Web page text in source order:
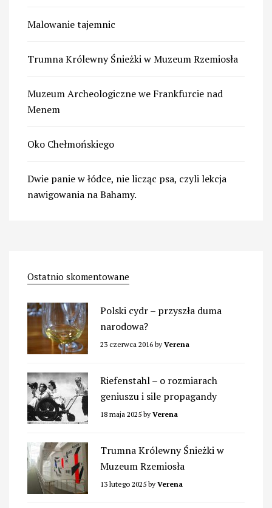
Malowanie tajemnic
Trumna Królewny Śnieżki w Muzeum Rzemiosła
Muzeum Archeologiczne we Frankfurcie nad
Menem
Oko Chełmońskiego
Dwie panie w łódce, nie licząc psa, czyli lekcja
nawigowania na Bahamy.
Ostatnio skomentowane
Polski cydr – przyszła duma
narodowa?
23 czerwca 2016 by Verena
Riefenstahl – o rozmiarach
geniuszu i sile propagandy
18 maja 2025 by Verena
Trumna Królewny Śnieżki w
Muzeum Rzemiosła
13 lutego 2025 by Verena